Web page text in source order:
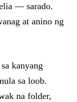
— sarado.
at anino ng
kanyang
sa loob.
na folder,